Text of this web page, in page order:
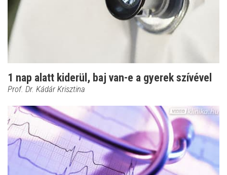
1 nap alatt kiderül, baj van-e a gyerek szívével
Prof. Dr. Kádár Krisztina